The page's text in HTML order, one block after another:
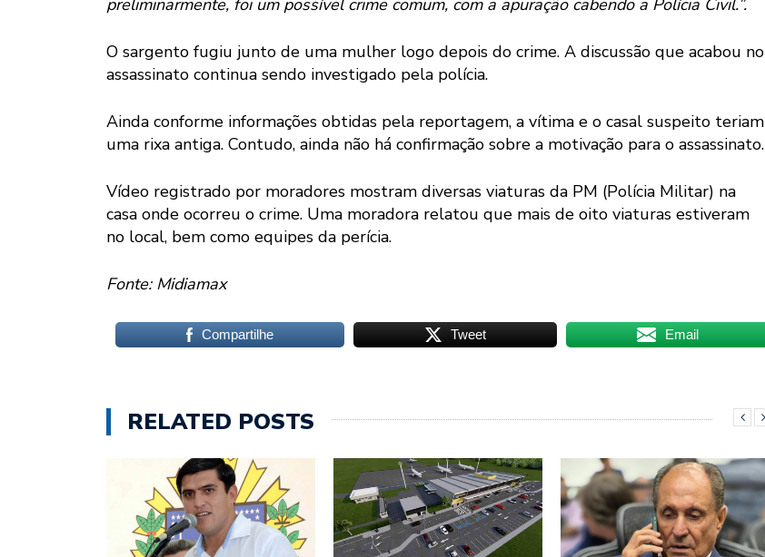
O sargento fugiu junto de uma mulher logo depois do crime. A discussão que acabou no
assassinato continua sendo investigado pela polícia.
Ainda conforme informações obtidas pela reportagem, a vítima e o casal suspeito teriam
uma rixa antiga. Contudo, ainda não há confirmação sobre a motivação para o assassinato.
Vídeo registrado por moradores mostram diversas viaturas da PM (Polícia Militar) na
casa onde ocorreu o crime. Uma moradora relatou que mais de oito viaturas estiveram
no local, bem como equipes da perícia.
Fonte: Midiamax
Compartilhe Tweet Email
RELATED POSTS